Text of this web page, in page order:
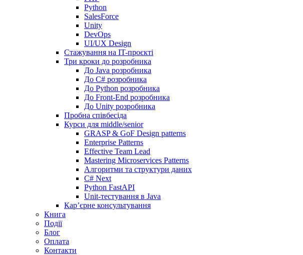
Python
SalesForce
Unity
DevOps
UI/UX Design
Стажування на IT-проєкті
Три кроки до розробника
До Java розробника
До C# розробника
До Python розробника
До Front-End розробника
До Unity розробника
Пробна співбесіда
Курси для middle/senior
GRASP & GoF Design patterns
Enterprise Patterns
Effective Team Lead
Mastering Microservices Patterns
Алгоритми та структури даних
C# Next
Python FastAPI
Unit-тестування в Java
Кар’єрне консультування
Книга
Події
Блог
Оплата
Контакти